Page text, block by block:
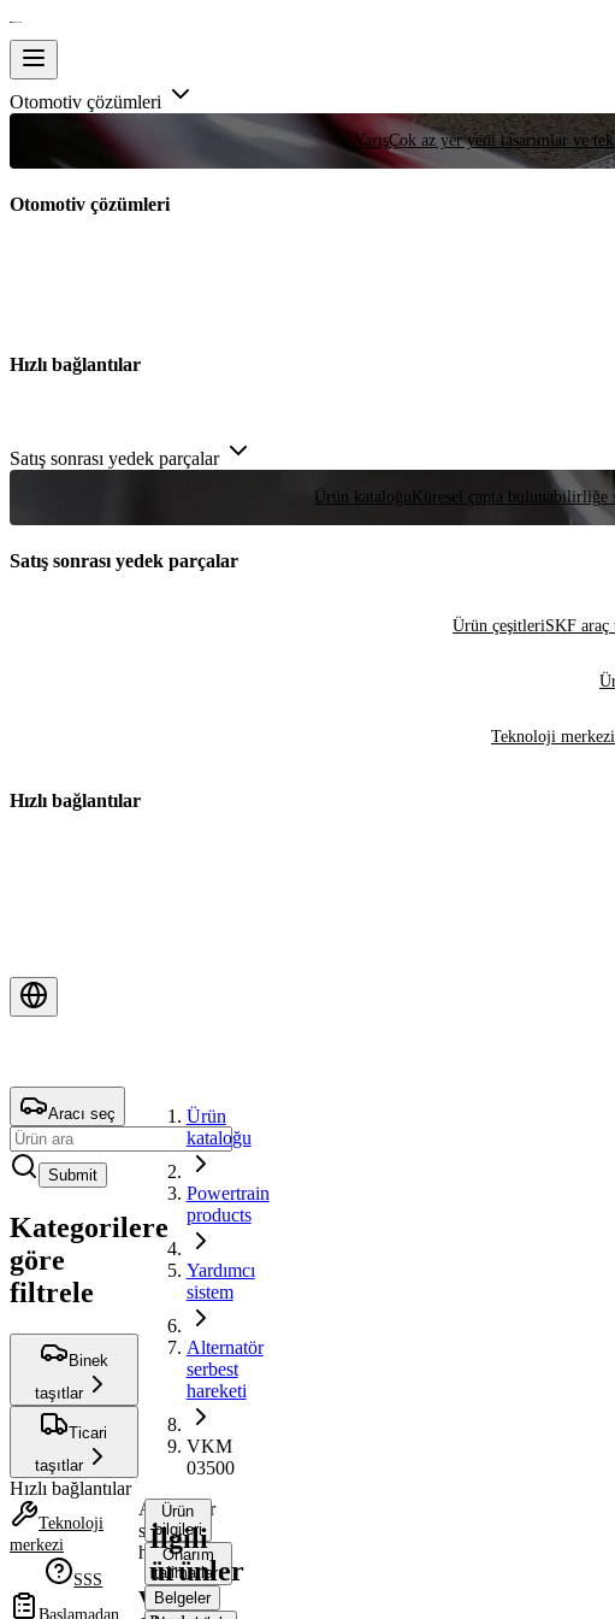
Otomotiv çözümleri
YarışÇok az yer yeni tasarımlar ve
Otomotiv çözümleri
Hızlı bağlantılar
Satış sonrası yedek parçalar
Ürün kataloğu Küresel çapta bulunabilirliğe
Satış sonrası yedek parçalar
Ürün çeşitleriSKF araç
Teknoloji merkezi
Hızlı bağlantılar
Aracı seç
Submit
Kategorilere
göre
filtrele
Binek
taşıtlar
Ticari
taşıtlar
Hızlı bağlantılar
Teknoloji
merkezi
SSS
Başlamadan
Ürün
kataloğu
Powertrain
products
Yardımcı
sistem
Alternatör
serbest
hareketi
VKM
03500
Alternatör
serbest
hareketi
VKM
Ürün
bilgileri
Onarım
talimatları
Belgeler
İlgili
ürünler